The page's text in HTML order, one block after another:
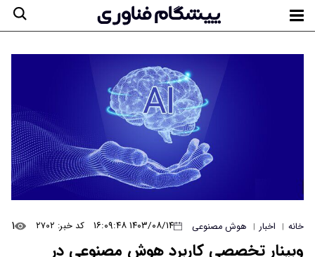
خانه | اخبار | هوش مصنوعی ۱۴۰۳/۰۸/۱۴ ۱۶:۰۹:۴۸ کد خبر: ۲۷۰۲ ۱
وبینار تخصصی کاربرد هوش مصنوعی در